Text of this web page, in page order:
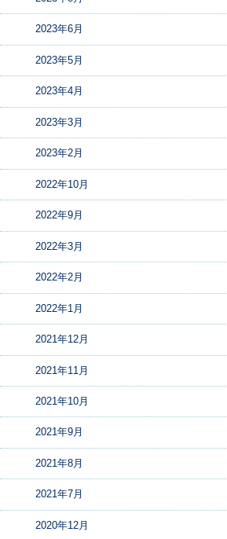
2023年6月
2023年5月
2023年4月
2023年3月
2023年2月
2022年10月
2022年9月
2022年3月
2022年2月
2022年1月
2021年12月
2021年11月
2021年10月
2021年9月
2021年8月
2021年7月
2020年12月